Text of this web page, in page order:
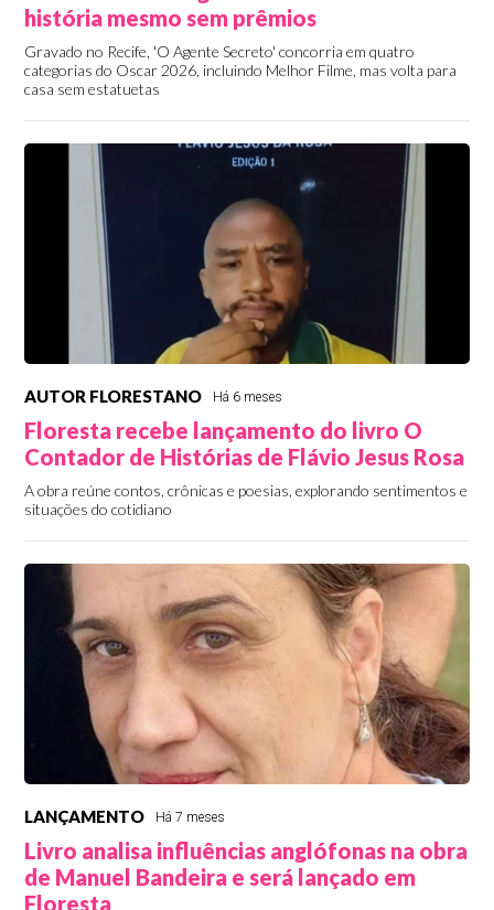
história mesmo sem prêmios
Gravado no Recife, 'O Agente Secreto' concorria em quatro
categorias do Oscar 2026, incluindo Melhor Filme, mas volta para
casa sem estatuetas
AUTOR FLORESTANO Há 6 meses
Floresta recebe lançamento do livro O
Contador de Histórias de Flávio Jesus Rosa
A obra reúne contos, crônicas e poesias, explorando sentimentos e
situações do cotidiano
LANÇAMENTO Há 7 meses
Livro analisa influências anglófonas na obra
de Manuel Bandeira e será lançado em
Floresta